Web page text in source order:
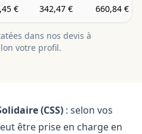
€
342,47 €
660,84 €
dans nos devis à
votre profil.
(CSS) : selon vos
être prise en charge en